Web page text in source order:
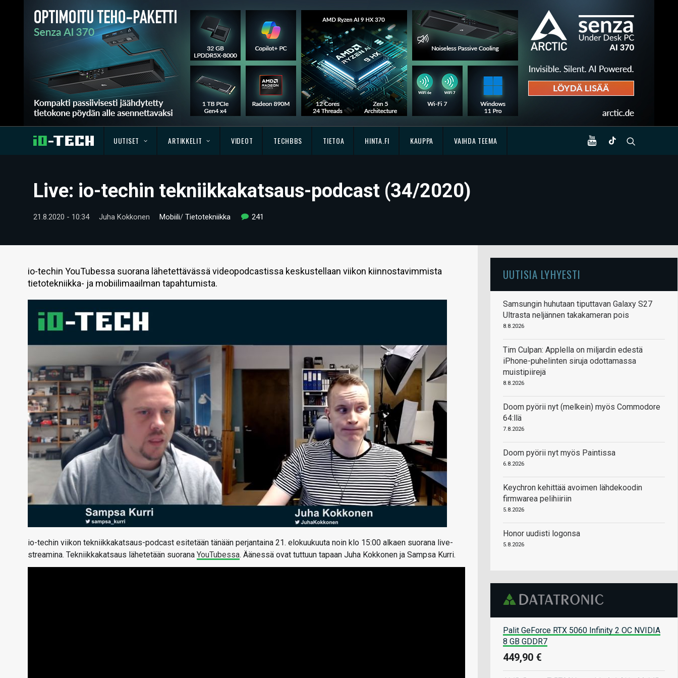
UUTISET ARTIKKELIT VIDEOT TECHBBS TIETOA HINTA.FI KAUPPA VAIHDA TEEMA
Live: io-techin tekniikkakatsaus-podcast (34/2020)
21.8.2020 - 10:34 Juha Kokkonen Mobiili/ Tietotekniikka 241
io-techin YouTubessa suorana lähetettävässä videopodcastissa keskustellaan viikon kiinnostavimmista
tietotekniikka- ja mobiilimaailman tapahtumista.
io-techin viikon tekniikkakatsaus-podcast esitetään tänään perjantaina 21. elokuukuuta noin klo 15:00 alkaen suorana live-
streamina. Tekniikkakatsaus lähetetään suorana YouTubessa. Äänessä ovat tuttuun tapaan Juha Kokkonen ja Sampsa Kurri.
UUTISIA LYHYESTI
Samsungin huhutaan tiputtavan Galaxy S27
Ultrasta neljännen takakameran pois
8.8.2026
Tim Culpan: Applella on miljardin edestä
iPhone-puhelinten siruja odottamassa
muistipiirejä
8.8.2026
Doom pyörii nyt (melkein) myös Commodore
64:llä
7.8.2026
Doom pyörii nyt myös Paintissa
6.8.2026
Keychron kehittää avoimen lähdekoodin
firmwarea pelihiiriin
5.8.2026
Honor uudisti logonsa
5.8.2026
Palit GeForce RTX 5060 Infinity 2 OC NVIDIA
8 GB GDDR7
449,90 €